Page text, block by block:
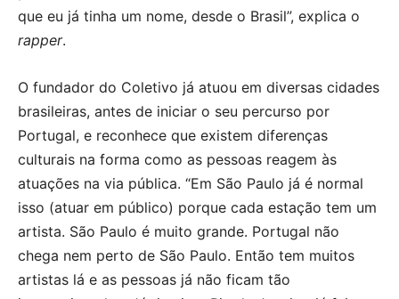
que eu já tinha um nome, desde o Brasil”, explica o
rapper.
O fundador do Coletivo já atuou em diversas cidades
brasileiras, antes de iniciar o seu percurso por
Portugal, e reconhece que existem diferenças
culturais na forma como as pessoas reagem às
atuações na via pública. “Em São Paulo já é normal
isso (atuar em público) porque cada estação tem um
artista. São Paulo é muito grande. Portugal não
chega nem perto de São Paulo. Então tem muitos
artistas lá e as pessoas já não ficam tão